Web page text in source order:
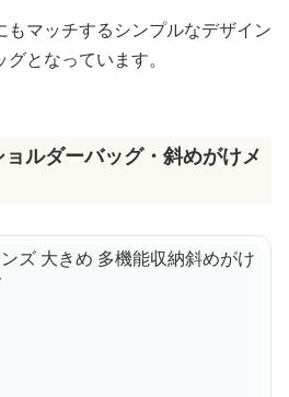
もマッチするシンプルなデザイン
となっています。
ルダーバッグ・斜めがけメ